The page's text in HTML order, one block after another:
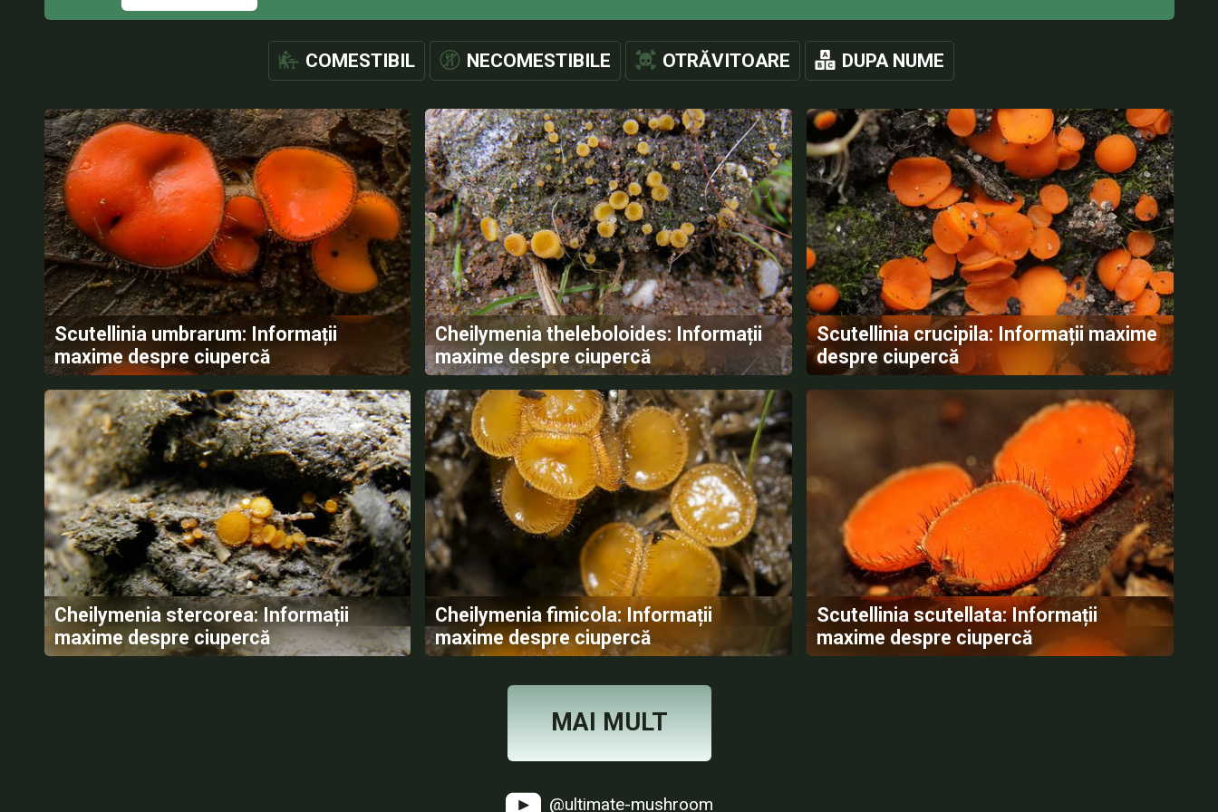
COMESTIBIL NECOMESTIBILE OTRĂVITOARE DUPA NUME
Scutellinia umbrarum: Informații
maxime despre ciupercă
Cheilymenia theleboloides: Informații
maxime despre ciupercă
Scutellinia crucipila: Informații maxime
despre ciupercă
Cheilymenia stercorea: Informații
maxime despre ciupercă
Cheilymenia fimicola: Informații
maxime despre ciupercă
Scutellinia scutellata: Informații
maxime despre ciupercă
MAI MULT
@ultimate-mushroom